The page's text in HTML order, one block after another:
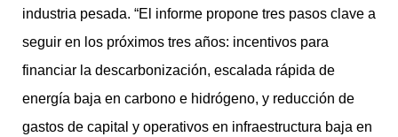
industria pesada. “El informe propone tres pasos clave a
seguir en los próximos tres años: incentivos para
financiar la descarbonización, escalada rápida de
energía baja en carbono e hidrógeno, y reducción de
gastos de capital y operativos en infraestructura baja en